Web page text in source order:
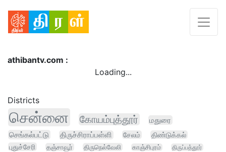
athibantv.com :
Loading...
Districts
சென்னை கோயம்புத்தூர்
மதுரை
செங்கல்பட்டு
திருச்சிராப்பள்ளி சேலம்
திண்டுக்கல்
புதுச்சேரி
தஞ்சாவூர் திருநெல்வேலி காஞ்சிபுரம்
திருப்பத்தூர்